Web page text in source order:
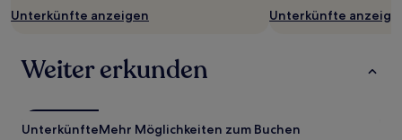
Unterkünfte anzeigen Unterkünfte
Weiter erkunden
UnterkünfteMehr Möglichkeiten zum Buchen